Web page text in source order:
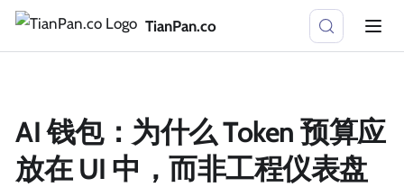
TianPan.co
AI 钱包：为什么 Token 预算应
放在 UI 中，而非工程仪表盘